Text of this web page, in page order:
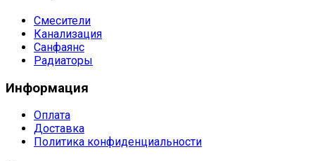
Смесители
Канализация
Санфаянс
Радиаторы
Информация
Оплата
Доставка
Политика конфиденциальности